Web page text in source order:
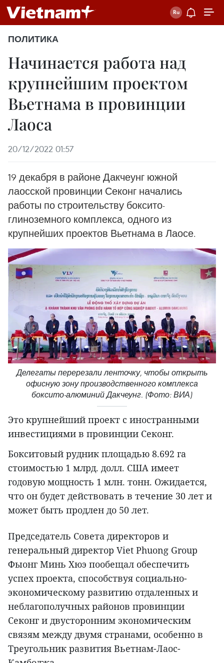
ПОЛИТИКА
Начинается работа над
крупнейшим проектом
Вьетнама в провинции
Лаоса
20/12/2022 01:57
19 декабря в районе Дакчеунг южной
лаосской провинции Секонг начались
работы по строительству боксито-
глиноземного комплекса, одного из
крупнейших проектов Вьетнама в Лаосе.
Делегаты перерезали ленточку, чтобы открыть
офисную зону производственного комплекса
боксито-алюминий Дакчеунг. (Фото: ВИА)
Это крупнейший проект с иностранными
инвестициями в провинции Секонг.
Бокситовый рудник площадью 8.692 га
стоимостью 1 млрд. долл. США имеет
годовую мощность 1 млн. тонн. Ожидается,
что он будет действовать в течение 30 лет и
может быть продлен до 50 лет.
Председатель Совета директоров и
генеральный директор Viet Phuong Group
Фыонг Минь Хюэ пообещал обеспечить
успех проекта, способствуя социально-
экономическому развитию отдаленных и
неблагополучных районов провинции
Секонг и двусторонним экономическим
связям между двумя странами, особенно в
Треугольник развития Вьетнам-Лаос-